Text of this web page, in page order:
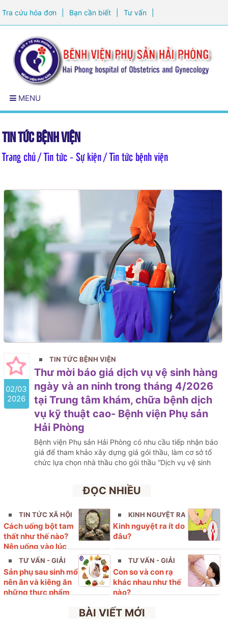
Tra cứu hóa đơn Bạn cần biết Tư vấn
Đăng ký khám sức khỏe
MENU
Tin tức bệnh viện
Trang chủ/ Tin tức - Sự kiện / Tin tức bệnh viện
02/03
2026
TIN TỨC BỆNH VIỆN
Thư mời báo giá dịch vụ vệ sinh hàng
ngày và an ninh trong tháng 4/2026
tại Trung tâm khám, chữa bệnh dịch
vụ kỹ thuật cao- Bệnh viện Phụ sản
Hải Phòng
Bệnh viện Phụ sản Hải Phòng có nhu cầu tiếp nhận báo
giá để tham khảo xây dựng giá gói thầu, làm cơ sở tổ
chức lựa chọn nhà thầu cho gói thầu “Dịch vụ vệ sinh
khám, chữa bệnh dịch vụ kỹ thuật cao- Bệnh viện Phụ
sản Hải Phòng” với nội dung cụ thể như sau
ĐỌC NHIỀU
TIN TỨC XÃ HỘI
Cách uống bột tam
thất như thế nào?
Nên uống vào lúc
nào?
KINH NGUYỆT RA
ÍT
Kinh nguyệt ra ít do
đâu?
TƯ VẤN - GIẢI
ĐÁP
Sản phụ sau sinh mổ
nên ăn và kiêng ăn
những thực phẩm
TƯ VẤN - GIẢI
ĐÁP
Con so và con rạ
khác nhau như thế
nào?
BÀI VIẾT MỚI